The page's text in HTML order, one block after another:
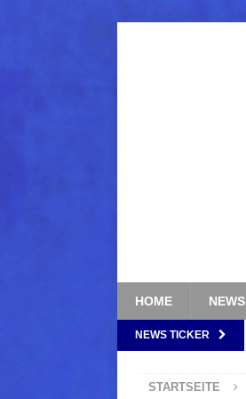
HOME NEWS
NEWS TICKER
STARTSEITE